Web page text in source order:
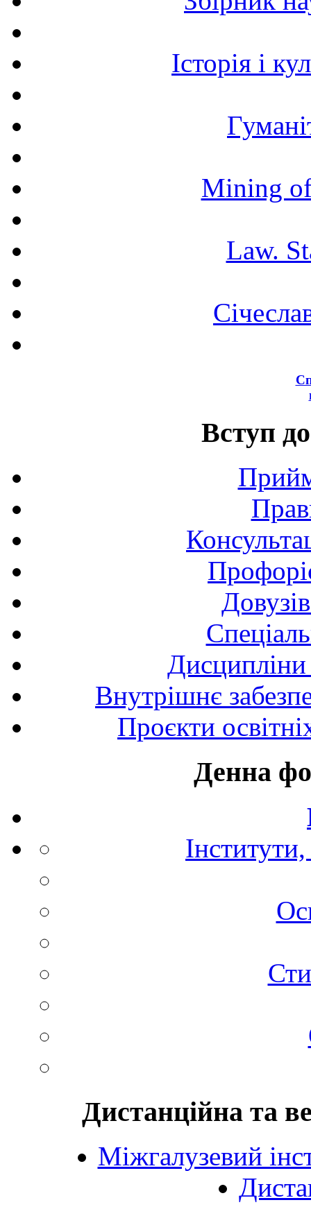
Історія і
Mining
Law.
Вступ
Внутрішнє
Проєкти
Денна
Дистанційна та
Міжгалузевий